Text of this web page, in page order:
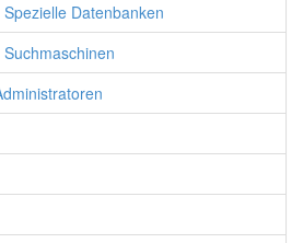
Datenbanken